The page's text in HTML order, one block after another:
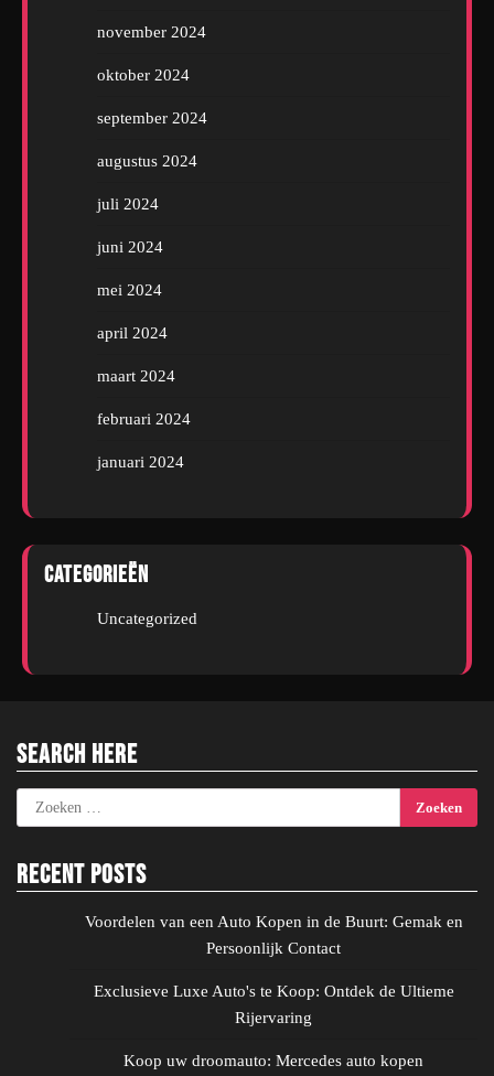
november 2024
oktober 2024
september 2024
augustus 2024
juli 2024
juni 2024
mei 2024
april 2024
maart 2024
februari 2024
januari 2024
Categorieën
Uncategorized
Search Here
Zoeken
naar:
Recent Posts
Voordelen van een Auto Kopen in de Buurt: Gemak en
Persoonlijk Contact
Exclusieve Luxe Auto's te Koop: Ontdek de Ultieme
Rijervaring
Koop uw droomauto: Mercedes auto kopen